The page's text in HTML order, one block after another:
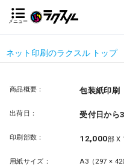
メニュー
ネット印刷のラクスル トップ
商品概要： 包装紙印刷
出荷日： 受付日から
印刷部数： 12,000部 X
用紙サイズ： A3（297 ×